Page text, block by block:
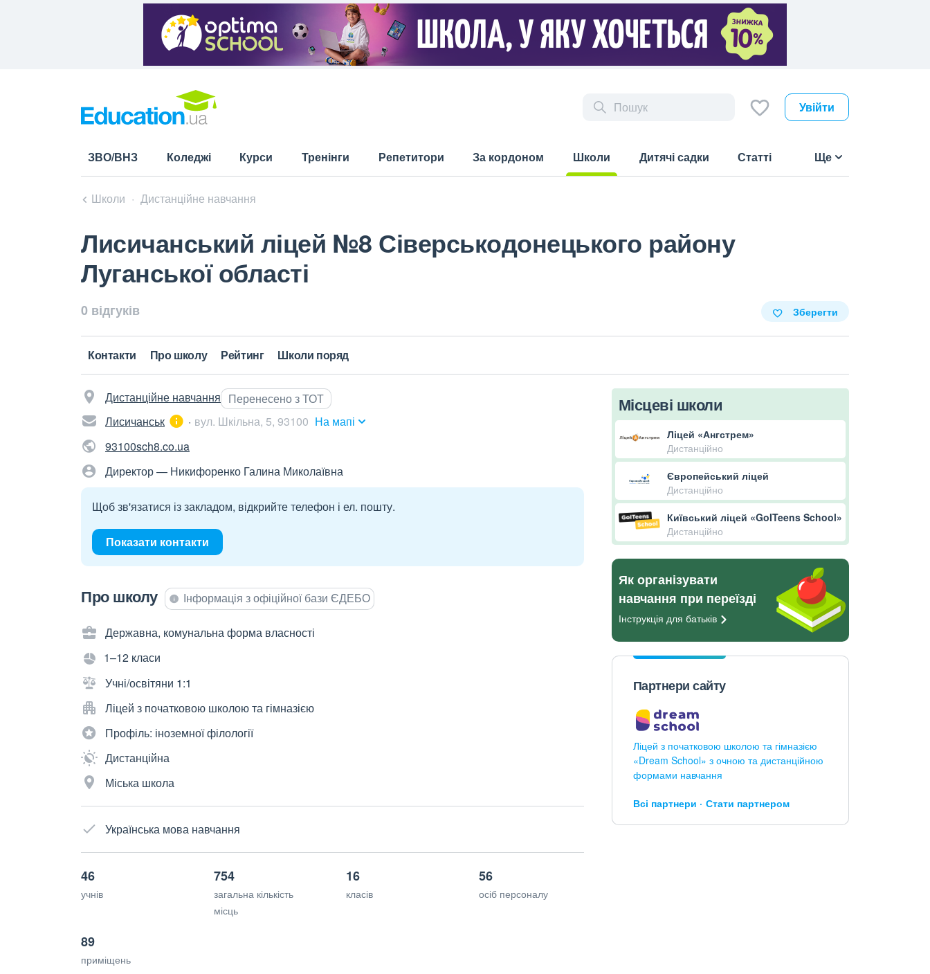
Увійти
ЗВО/ВНЗ Коледжі Курси Тренінги Репетитори За кордоном
Школи
Дитячі садки Статті Ще
Школи Дистанційне навчання
Лисичанський ліцей №8 Сіверськодонецького району
Луганської області
0 відгуків Зберегти
Контакти Про школу Рейтинг Школи поряд
Дистанційне навчання Перенесено з ТОТ
Лисичанськ
вул. Шкільна, 5, 93100 На мапі
93100sch8.co.ua
Директор — Никифоренко Галина Миколаївна
Щоб зв'язатися із закладом, відкрийте телефон і ел. пошту.
Показати контакти
Про школу Інформація з офіційної бази ЄДЕБО
Державна, комунальна форма власності
1–12 класи
Учні/освітяни 1:1
Ліцей з початковою школою та гімназією
Профіль: іноземної філології
Дистанційна
Міська школа
Українська мова навчання
46
учнів
754
загальна кількість
місць
16
класів
56
осіб персоналу
89
приміщень
Місцеві школи
Ліцей «Ангстрем»
Дистанційно
Європейський ліцей
Дистанційно
Київський ліцей «GoITeens School»
Дистанційно
Як організувати
навчання при переїзді
Інструкція для батьків
Партнери сайту
Ліцей з початковою школою та гімназією
«Dream School» з очною та дистанційною
формами навчання
Всі партнери Стати партнером